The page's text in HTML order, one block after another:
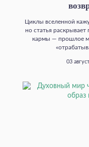
Циклы вселенной
но статья раскрывает
кармы — прошлое
03